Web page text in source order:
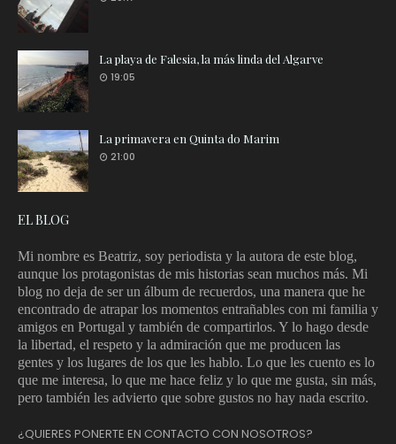
La playa de Falesia, la más linda del Algarve
19:05
La primavera en Quinta do Marim
21:00
EL BLOG
Mi nombre es Beatriz, soy periodista y la autora de este blog,
aunque los protagonistas de mis historias sean muchos más. Mi
blog no deja de ser un álbum de recuerdos, una manera que he
encontrado de atrapar los momentos entrañables con mi familia y
amigos en Portugal y también de compartirlos. Y lo hago desde
la libertad, el respeto y la admiración que me producen las
gentes y los lugares de los que les hablo. Lo que les cuento es lo
que me interesa, lo que me hace feliz y lo que me gusta, sin más,
pero también les advierto que sobre gustos no hay nada escrito.
¿QUIERES PONERTE EN CONTACTO CON NOSOTROS?